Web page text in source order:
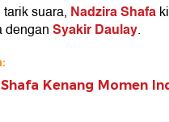
suara, Nadzira Shafa
denganSyakir Daulay.
Kenang Momen